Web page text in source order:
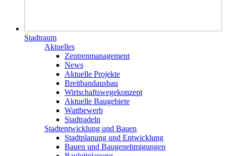
Stadtraum
Aktuelles
Zentrenmanagement
News
Aktuelle Projekte
Breitbandausbau
Wirtschaftswegekonzept
Aktuelle Baugebiete
Wattbewerb
Stadtradeln
Stadtentwicklung und Bauen
Stadtplanung und Entwicklung
Bauen und Baugenehmigungen